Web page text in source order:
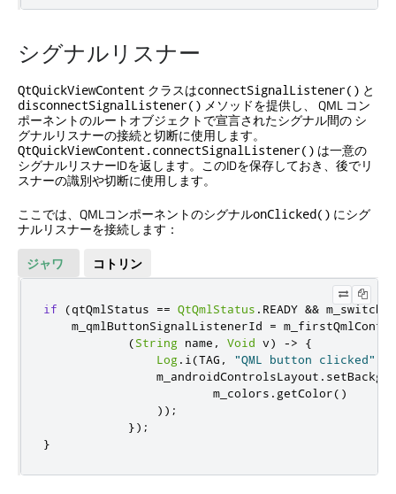
シグナルリスナー
QtQuickViewContent クラスはconnectSignalListener() と
disconnectSignalListener() メソッドを提供し、 QML コン
ポーネントのルートオブジェクトで宣言されたシグナル間の シ
グナルリスナーの接続と切断に使用します。
QtQuickViewContent.connectSignalListener() は一意の
シグナルリスナーIDを返します。このIDを保存しておき、後でリ
スナーの識別や切断に使用します。
ここでは、QMLコンポーネントのシグナルonClicked() にシグ
ナルリスナーを接続します：
ジャワ
コトリン
if (qtQmlStatus == QtQmlStatus . READY && m_switch
    m_qmlButtonSignalListenerId
=
(String name , Void v) ->
{
Log. i (TAG , "QML button clicked"
                m_androidControlsLayout
.
                        m_colors
. getColor()
));
});
}